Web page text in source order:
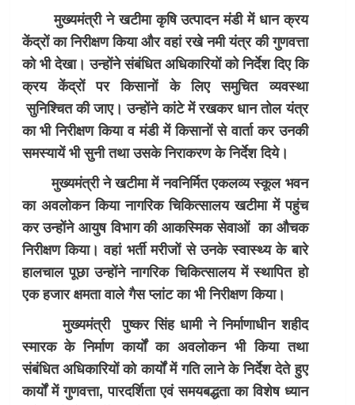
मुख्यमंत्री ने खटीमा कृषि उत्पादन मंडी में धान क्रय
केंद्रों का निरीक्षण किया और वहां रखे नमी यंत्र की गुणवत्ता
को भी देखा। उन्होंने संबंधित अधिकारियों को निर्देश दिए कि
क्रय केंद्रों पर किसानों के लिए समुचित व्यवस्था
सुनिश्चित की जाए। उन्होंने कांटे में रखकर धान तोल यंत्र
का भी निरीक्षण किया व मंडी में किसानों से वार्ता कर उनकी
समस्यायें भी सुनी तथा उसके निराकरण के निर्देश दिये।
मुख्यमंत्री ने खटीमा में नवनिर्मित एकलव्य स्कूल भवन
का अवलोकन किया नागरिक चिकित्सालय खटीमा में पहुंच
कर उन्होंने आयुष विभाग की आकस्मिक सेवाओं का औचक
निरीक्षण किया। वहां भर्ती मरीजों से उनके स्वास्थ्य के बारे
हालचाल पूछा उन्होंने नागरिक चिकित्सालय में स्थापित हो
एक हजार क्षमता वाले गैस प्लांट का भी निरीक्षण किया।
मुख्यमंत्री पुष्कर सिंह धामी ने निर्माणाधीन शहीद
स्मारक के निर्माण कार्यों का अवलोकन भी किया तथा
संबंधित अधिकारियों को कार्यों में गति लाने के निर्देश देते हुए
कार्यों में गुणवत्ता, पारदर्शिता एवं समयबद्धता का विशेष ध्यान